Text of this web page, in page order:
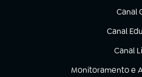
Canal
(abre
Canal
(abre em
Canal
(abre
Monitoramento e
(abre em nova aba)